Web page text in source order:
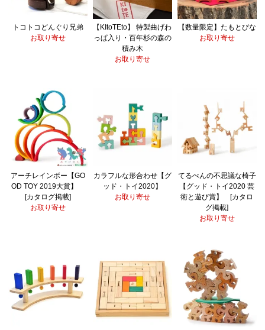
トコトコどんぐり兄弟
お取り寄せ
【KItoTEto】 特製曲げわ
っぱ入り・百年杉の森の
積み木
お取り寄せ
【数量限定】たもとびな
お取り寄せ
アーチレインボー【GO
OD TOY 2019大賞】
[カタログ掲載]
お取り寄せ
カラフルな形合わせ【グ
ッド・トイ2020】
お取り寄せ
てるぺんの不思議な椅子
【グッド・トイ2020 芸
術と遊び賞】 [カタロ
グ掲載]
お取り寄せ